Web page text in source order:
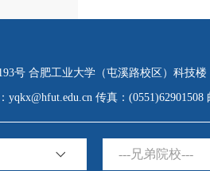
号 合肥工业大学（屯溪路校区）科技楼
yqkx@hfut.edu.cn 传真：(0551)62901508
---兄弟院校---